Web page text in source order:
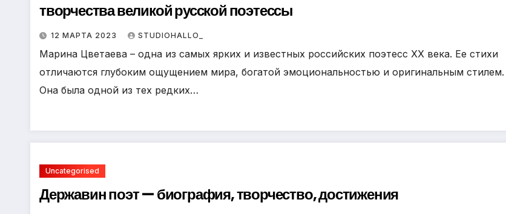
творчества великой русской поэтессы
12 МАРТА 2023 STUDIOHALLO_
Марина Цветаева – одна из самых ярких и известных российских поэтесс XX века. Ее стихи
отличаются глубоким ощущением мира, богатой эмоциональностью и оригинальным стилем.
Она была одной из тех редких…
Uncategorised
Державин поэт — биография, творчество, достижения